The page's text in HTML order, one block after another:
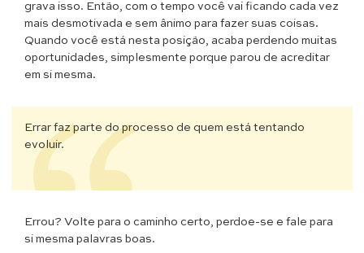
grava isso. Então, com o tempo você vai ficando cada vez
mais desmotivada e sem ânimo para fazer suas coisas.
Quando você está nesta posição, acaba perdendo muitas
oportunidades, simplesmente porque parou de acreditar
em si mesma.
Errar faz parte do processo de quem está tentando
evoluir.
Errou? Volte para o caminho certo, perdoe-se e fale para
si mesma palavras boas.